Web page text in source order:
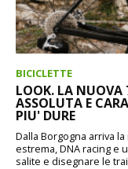
BICICLETTE
LOOK. LA NUOVA
ASSOLUTA E
PIU' DURE
Dalla Borgogna arriva
estrema, DNA racing e
salite e disegnare le